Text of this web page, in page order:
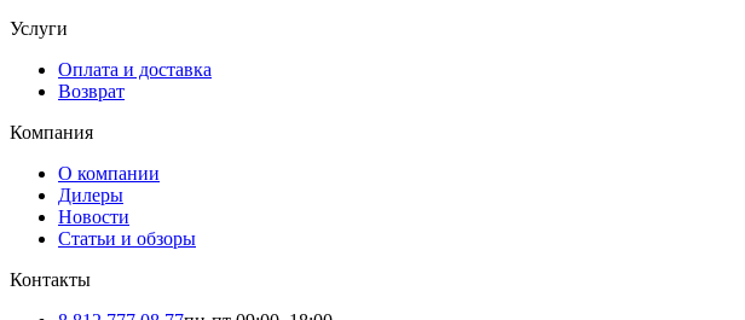
Услуги
Оплата и доставка
Возврат
Компания
О компании
Дилеры
Новости
Статьи и обзоры
Контакты